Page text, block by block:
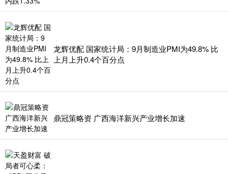
龙辉优配 国家统计局：9月制造业PMI为49.8% 比
上月上升0.4个百分点
鼎冠策略资 广西海洋新兴产业增长加速